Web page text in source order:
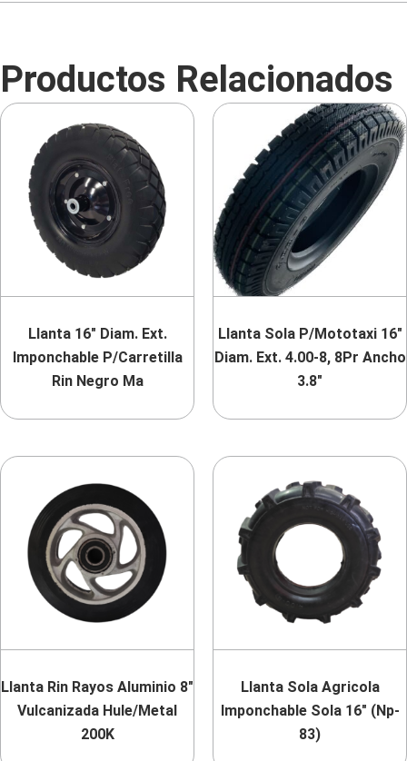
Productos Relacionados
Llanta 16″ Diam. Ext.
Imponchable P/Carretilla
Rin Negro Ma
Llanta Sola P/Mototaxi 16″
Diam. Ext. 4.00-8, 8Pr Ancho
3.8″
Llanta Rin Rayos Aluminio 8″
Vulcanizada Hule/Metal
200K
Llanta Sola Agricola
Imponchable Sola 16″ (Np-
83)